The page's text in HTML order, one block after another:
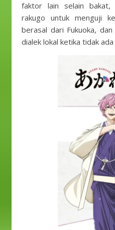
faktor lain selain
rakugo untuk menguji
berasal dari Fukuoka,
dialek lokal ketika tidak